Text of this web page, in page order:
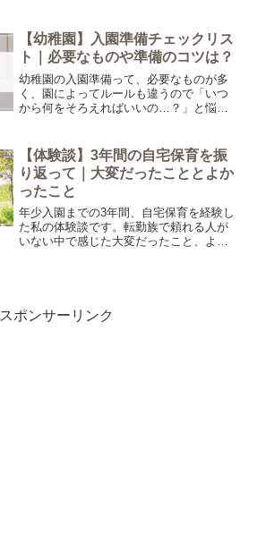
ポイント、撮影当日の流れまで、体験談
を交えてご紹介します。
【幼稚園】入園準備チェックリス
ト｜必要なものや準備のコツは？
幼稚園の入園準備って、必要なものが多
く、園によってルールも違うので「いつ
から何をそろえればいいの…？」と悩み
要なものや準備のコツについてまとめま
した。
【体験談】3年間の自宅保育を振
り返って｜大変だったこととよか
ったこと
年少入園までの3年間、自宅保育を経験し
た私の体験談です。転勤族で頼れる人が
いない中で感じた大変だったこと、よか
スポンサーリンク